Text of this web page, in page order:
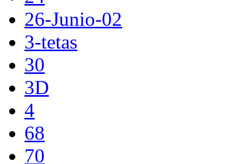
26-Junio-02
3-tetas
30
3D
4
68
70